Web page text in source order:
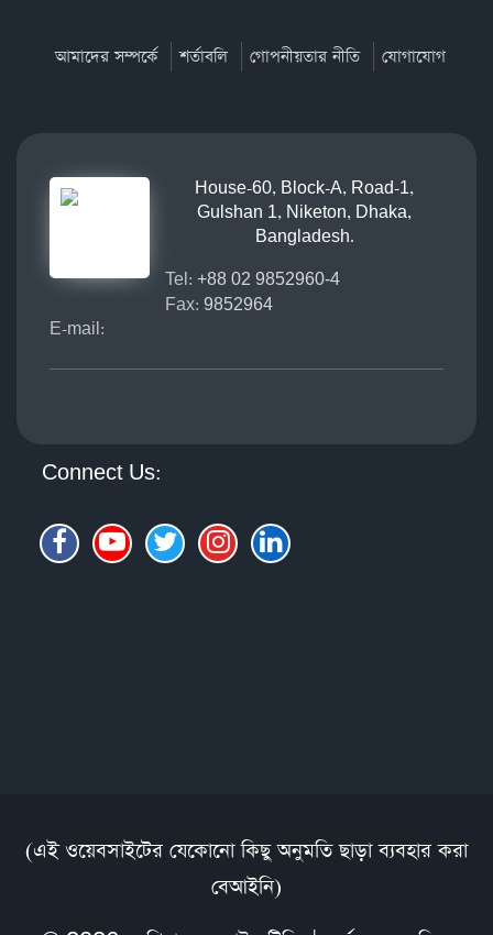
আমাদের সম্পর্কে শর্তাবলি গোপনীয়তার নীতি যোগাযোগ
House-60, Block-A, Road-1,
Gulshan 1, Niketon, Dhaka,
Bangladesh.
Tel: +88 02 9852960-4
Fax: 9852964
E-mail:
Connect Us:
(এই ওয়েবসাইটের যেকোনো কিছু অনুমতি ছাড়া ব্যবহার করা
বেআইনি)